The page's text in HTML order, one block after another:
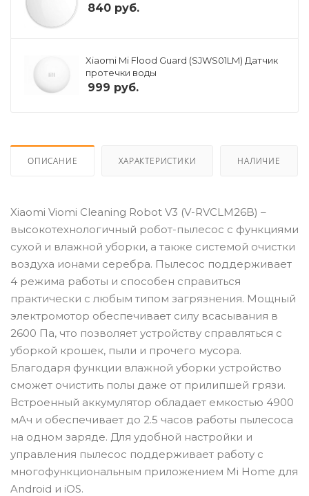
840 руб.
Xiaomi Mi Flood Guard (SJWS01LM) Датчик
протечки воды
999 руб.
ОПИСАНИЕ ХАРАКТЕРИСТИКИ НАЛИЧИЕ
Xiaomi Viomi Cleaning Robot V3 (V-RVCLM26B) –
высокотехнологичный робот-пылесос с функциями
сухой и влажной уборки, а также системой очистки
воздуха ионами серебра. Пылесос поддерживает
4 режима работы и способен справиться
практически с любым типом загрязнения. Мощный
электромотор обеспечивает силу всасывания в
2600 Па, что позволяет устройству справляться с
уборкой крошек, пыли и прочего мусора.
Благодаря функции влажной уборки устройство
сможет очистить полы даже от прилипшей грязи.
Встроенный аккумулятор обладает емкостью 4900
мАч и обеспечивает до 2.5 часов работы пылесоса
на одном заряде. Для удобной настройки и
управления пылесос поддерживает работу с
многофункциональным приложением Mi Home для
Android и iOS.